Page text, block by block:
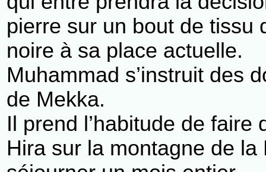
pierre sur un bout de tissu
noire à sa place actuelle.
Muhammad s’instruit des
de Mekka.
Il prend l’habitude de
Hira sur la montagne de